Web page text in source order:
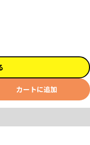
カートに追加